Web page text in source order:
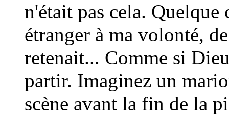
n'était pas cela. Quelque
étranger à ma volonté,
retenait... Comme si
partir. Imaginez un
scène avant la fin de la